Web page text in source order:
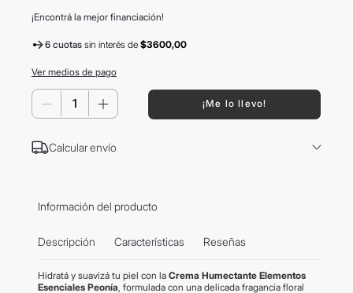
¡Encontrá la mejor financiación!
6 cuotas sin interésde $3600,00
Ver medios de pago
＋
－ ¡Me lo llevo!
Calcular envío
Información del producto
Descripción Características Reseñas
Hidratá y suavizá tu piel con la Crema Humectante Elementos
Esenciales Peonía , formulada con una delicada fragancia floral